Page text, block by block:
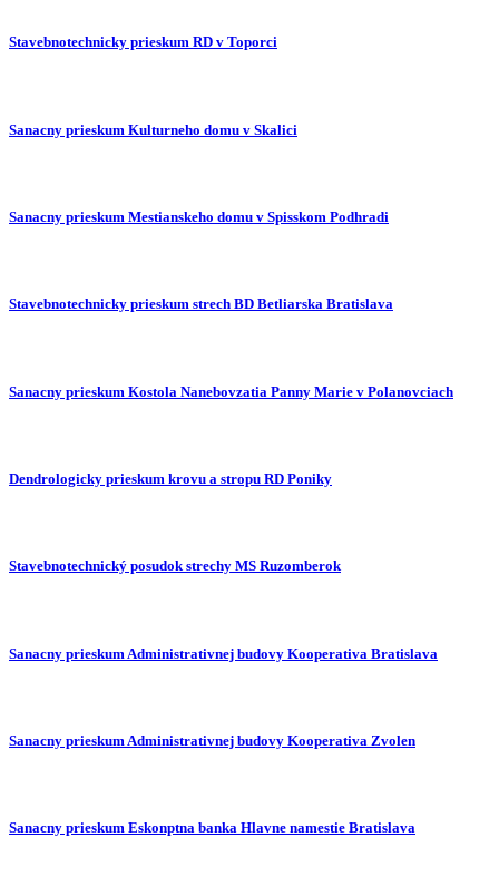
Stavebnotechnicky prieskum RD v Toporci
Sanacny prieskum Kulturneho domu v Skalici
Sanacny prieskum Mestianskeho domu v Spisskom Podhradi
Stavebnotechnicky prieskum strech BD Betliarska Bratislava
Sanacny prieskum Kostola Nanebovzatia Panny Marie v Polanovciach
Dendrologicky prieskum krovu a stropu RD Poniky
Stavebnotechnický posudok strechy MS Ruzomberok
Sanacny prieskum Administrativnej budovy Kooperativa Bratislava
Sanacny prieskum Administrativnej budovy Kooperativa Zvolen
Sanacny prieskum Eskonptna banka Hlavne namestie Bratislava